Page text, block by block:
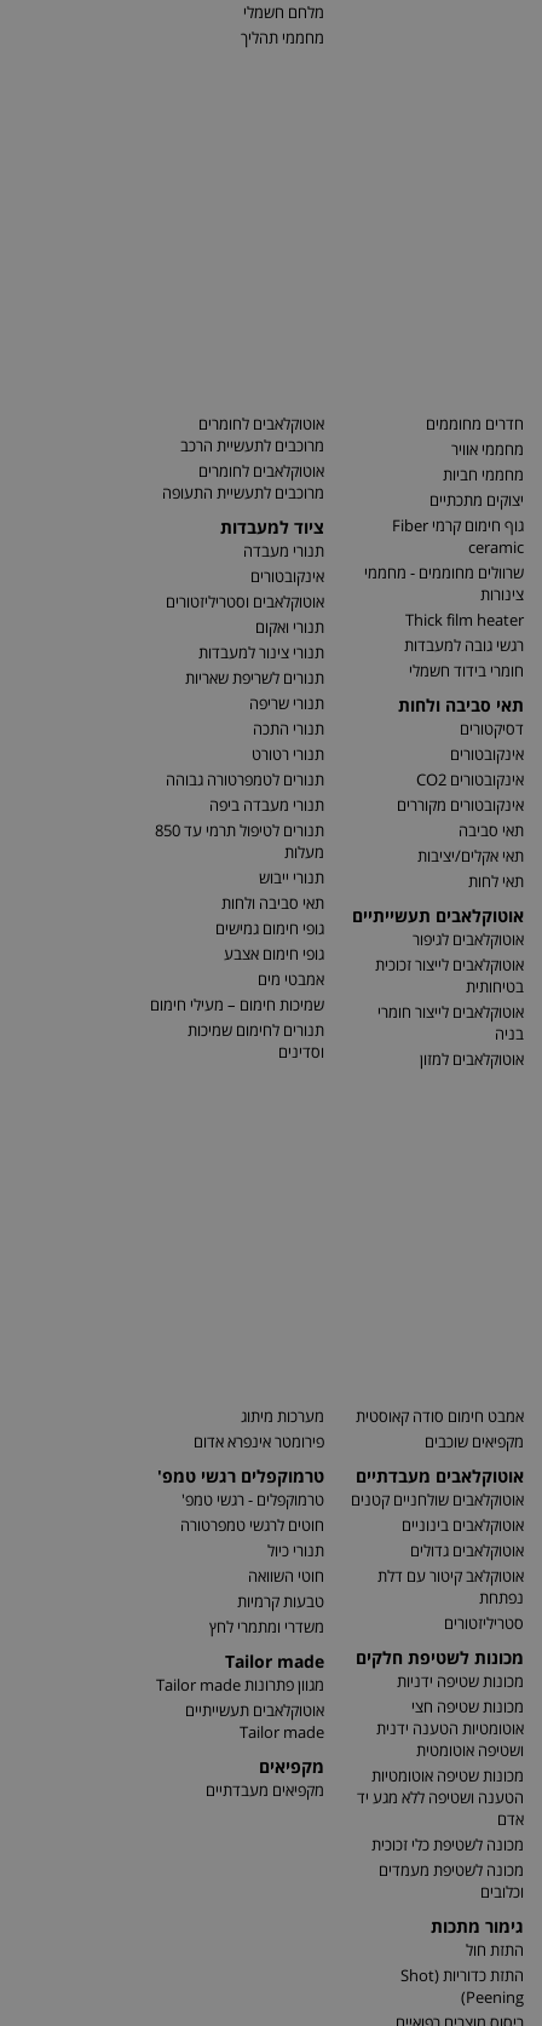
מלחם חשמלי
מחממי תהליך
חדרים מחוממים
מחממי אוויר
מחממי חביות
יצוקים מתכתיים
גוף חימום קרמי Fiber
ceramic
שרוולים מחוממים - מחממי
צינורות
Thick film heater
רגשי גובה למעבדות
חומרי בידוד חשמלי
תאי סביבה ולחות
דסיקטורים
אינקובטורים
אינקובטורים CO2
אינקובטורים מקוררים
תאי סביבה
תאי אקלים/יציבות
תאי לחות
אוטוקלאבים תעשייתיים
אוטוקלאבים לגיפור
אוטוקלאבים לייצור זכוכית
בטיחותית
אוטוקלאבים לייצור חומרי
בניה
אוטוקלאבים למזון
אוטוקלאבים לחומרים
מרוכבים לתעשיית הרכב
אוטוקלאבים לחומרים
מרוכבים לתעשיית התעופה
ציוד למעבדות
תנורי מעבדה
אינקובטורים
אוטוקלאבים וסטריליזטורים
תנורי ואקום
תנורי צינור למעבדות
תנורים לשריפת שאריות
תנורי שריפה
תנורי התכה
תנורי רטורט
תנורים לטמפרטורה גבוהה
תנורי מעבדה ביפה
תנורים לטיפול תרמי עד 850
מעלות
תנורי ייבוש
תאי סביבה ולחות
גופי חימום גמישים
גופי חימום אצבע
אמבטי מים
שמיכות חימום – מעילי חימום
תנורים לחימום שמיכות
וסדינים
אמבט חימום סודה קאוסטית
מקפיאים שוכבים
אוטוקלאבים מעבדתיים
אוטוקלאבים שולחניים קטנים
אוטוקלאבים בינוניים
אוטוקלאבים גדולים
אוטוקלאב קיטור עם דלת
נפתחת
סטריליזטורים
מכונות לשטיפת חלקים
מכונות שטיפה ידניות
מכונות שטיפה חצי
אוטומטיות הטענה ידנית
ושטיפה אוטומטית
מכונות שטיפה אוטומטיות
הטענה ושטיפה ללא מגע יד
אדם
מכונה לשטיפת כלי זכוכית
מכונה לשטיפת מעמדים
וכלובים
גימור מתכות
התזת חול
התזת כדוריות (Shot
Peening)
מערכות מיתוג
פירומטר אינפרא אדום
טרמוקפלים רגשי טמפ'
טרמוקפלים - רגשי טמפ'
חוטים לרגשי טמפרטורה
תנורי כיול
חוטי השוואה
טבעות קרמיות
משדרי ומתמרי לחץ
Tailor made
מגוון פתרונות Tailor made
אוטוקלאבים תעשייתיים
Tailor made
מקפיאים
מקפיאים מעבדתיים